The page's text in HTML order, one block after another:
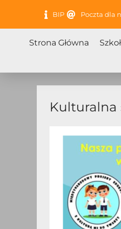
BIP Poczta dla
Strona Główna
Kulturalna